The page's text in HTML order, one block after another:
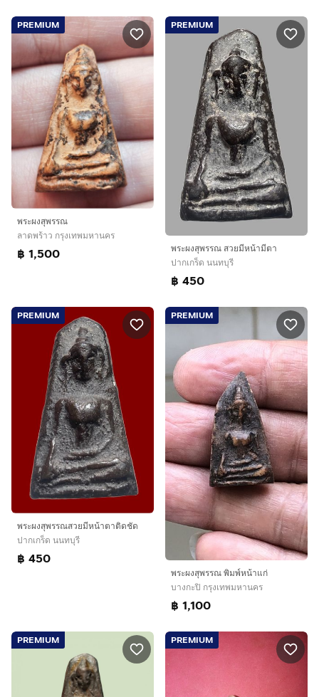
PREMIUM
พระผงสุพรรณ
ลาดพร้าว กรุงเทพมหานคร
฿ 1,500
PREMIUM
พระผงสุพรรณ สวยมีหน้ามีตา
ปากเกร็ด นนทบุรี
฿ 450
PREMIUM
พระผงสุพรรณสวยมีหน้าตาติดชัด
ปากเกร็ด นนทบุรี
฿ 450
PREMIUM
พระผงสุพรรณ พิมพ์หน้าแก่
บางกะปิ กรุงเทพมหานคร
฿ 1,100
PREMIUM PREMIUM